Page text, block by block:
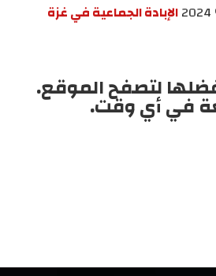
الإبادة الجماعية في غزة
لتصفح الموقع.
في أي وقت.